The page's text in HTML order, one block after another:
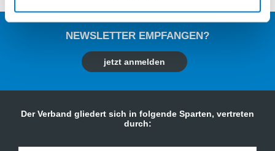
NEWSLETTER EMPFANGEN?
jetzt anmelden
Der Verband gliedert sich in folgende Sparten, vertreten
durch: